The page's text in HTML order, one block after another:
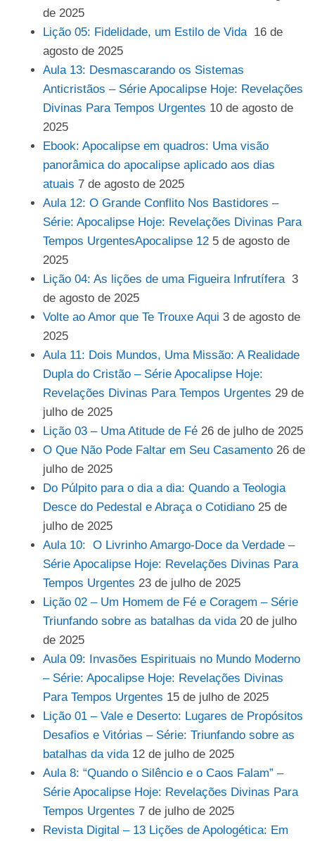
de 2025
Lição 05: Fidelidade, um Estilo de Vida 16 de
agosto de 2025
Aula 13: Desmascarando os Sistemas
Anticristãos – Série Apocalipse Hoje: Revelações
Divinas Para Tempos Urgentes 10 de agosto de
2025
Ebook: Apocalipse em quadros: Uma visão
panorâmica do apocalipse aplicado aos dias
atuais 7 de agosto de 2025
Aula 12: O Grande Conflito Nos Bastidores –
Série: Apocalipse Hoje: Revelações Divinas Para
Tempos UrgentesApocalipse 12 5 de agosto de
2025
Lição 04: As lições de uma Figueira Infrutífera 3
de agosto de 2025
Volte ao Amor que Te Trouxe Aqui 3 de agosto de
2025
Aula 11: Dois Mundos, Uma Missão: A Realidade
Dupla do Cristão – Série Apocalipse Hoje:
Revelações Divinas Para Tempos Urgentes 29 de
julho de 2025
Lição 03 – Uma Atitude de Fé 26 de julho de 2025
O Que Não Pode Faltar em Seu Casamento 26 de
julho de 2025
Do Púlpito para o dia a dia: Quando a Teologia
Desce do Pedestal e Abraça o Cotidiano 25 de
julho de 2025
Aula 10: O Livrinho Amargo-Doce da Verdade –
Série Apocalipse Hoje: Revelações Divinas Para
Tempos Urgentes 23 de julho de 2025
Lição 02 – Um Homem de Fé e Coragem – Série
Triunfando sobre as batalhas da vida 20 de julho
de 2025
Aula 09: Invasões Espirituais no Mundo Moderno
– Série: Apocalipse Hoje: Revelações Divinas
Para Tempos Urgentes 15 de julho de 2025
Lição 01 – Vale e Deserto: Lugares de Propósitos
Desafios e Vitórias – Série: Triunfando sobre as
batalhas da vida 12 de julho de 2025
Aula 8: “Quando o Silêncio e o Caos Falam” –
Série Apocalipse Hoje: Revelações Divinas Para
Tempos Urgentes 7 de julho de 2025
Revista Digital – 13 Lições de Apologética: Em